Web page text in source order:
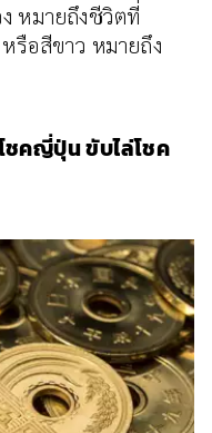
หมายถึงชีวิตที่
รือสีขาว หมายถึง
ชคญี่ปุ่น ขับไล่โชค